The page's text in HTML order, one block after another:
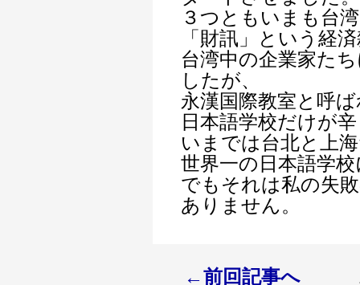
３つともいまも台
「財訊」という経
台湾中の企業家た
したが、
永漢国際教室と呼
日本語学校だけが
いまでは台北と上
世界一の日本語学
でもそれは私の失
ありません。
←前回記事へ